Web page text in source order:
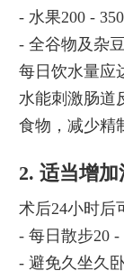
- 水果200 -
- 全谷物及杂
每日饮水量应
水能刺激肠道
食物，减少精
2. 适当增加
术后24小时后
- 每日散步20
- 避免久坐久